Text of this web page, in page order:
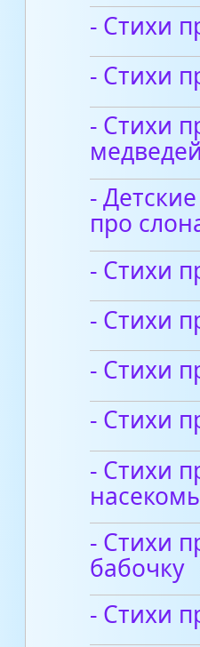
- Стихи
- Стихи
- Стихи
медведей
-
про
- Стихи
- Стихи
- Стихи
- Стихи
- Стихи
- Стихи
бабочку
- Стихи